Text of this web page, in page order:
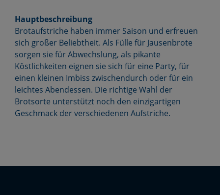
Hauptbeschreibung
Brotaufstriche haben immer Saison und erfreuen
sich großer Beliebtheit. Als Fülle für Jausenbrote
sorgen sie für Abwechslung, als pikante
Köstlichkeiten eignen sie sich für eine Party, für
einen kleinen Imbiss zwischendurch oder für ein
leichtes Abendessen. Die richtige Wahl der
Brotsorte unterstützt noch den einzigartigen
Geschmack der verschiedenen Aufstriche.